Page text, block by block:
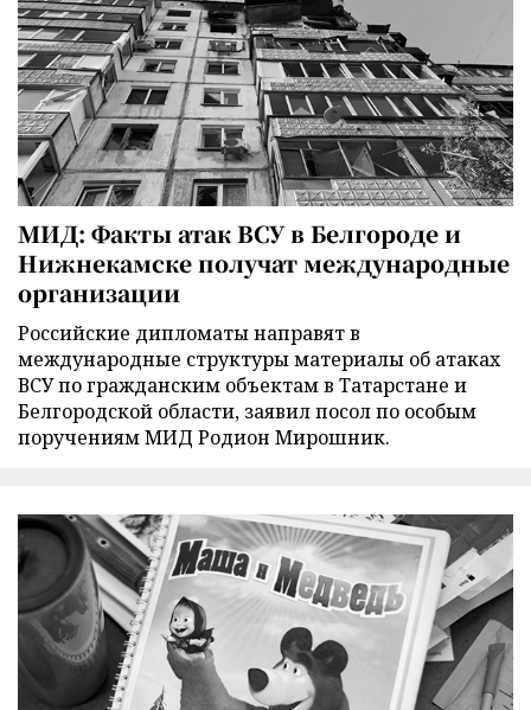
МИД: Факты атак ВСУ в Белгороде и
Нижнекамске получат международные
организации
Российские дипломаты направят в
международные структуры материалы об атаках
ВСУ по гражданским объектам в Татарстане и
Белгородской области, заявил посол по особым
поручениям МИД Родион Мирошник.